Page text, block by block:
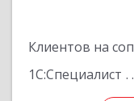
Клиентов на
1С:Специалист